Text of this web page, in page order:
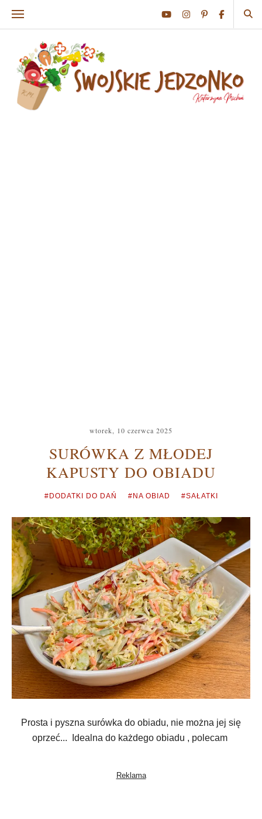
wtorek, 10 czerwca 2025
SURÓWKA Z MŁODEJ
KAPUSTY DO OBIADU
#DODATKI DO DAŃ #NA OBIAD #SAŁATKI
Prosta i pyszna surówka do obiadu, nie można jej się
oprzeć... Idealna do każdego obiadu , polecam